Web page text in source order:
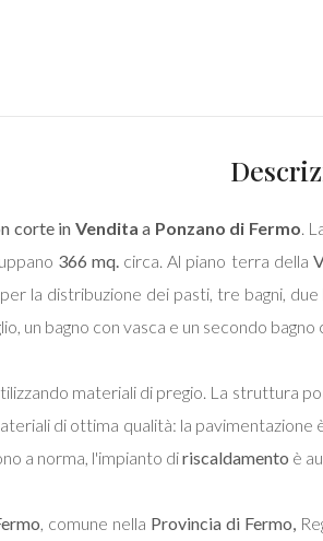
corte in Vendita a Ponzano di Fermo.
366 mq. circa. Al piano terra della
la distribuzione dei pasti, tre bagni,
un bagno con vasca e un secondo
materiali di pregio. La struttura
di ottima qualità: la pavimentazione
a norma, l'impianto diriscaldamento è
, comune nella Provincia di Fermo,